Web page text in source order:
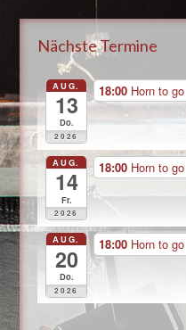
Nächste Termine
AUG.
13
Do.
2026
18:00 Horn to go
AUG.
14
Fr.
2026
18:00 Horn to go
AUG.
20
Do.
2026
18:00 Horn to go